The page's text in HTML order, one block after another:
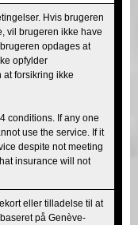
Hvis brugeren
vil brugeren ikke have
opdages at
opfylder
forsikring ikke
conditions. If any one
use the service. If it
despite not meeting
insurance will not
eller tilladelse til at
på Genève-